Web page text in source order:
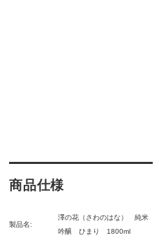
商品仕様
製品名:
澤の花（さわのはな） 純米
吟醸 ひまり 1800ml